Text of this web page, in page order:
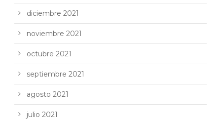
diciembre 2021
noviembre 2021
octubre 2021
septiembre 2021
agosto 2021
julio 2021